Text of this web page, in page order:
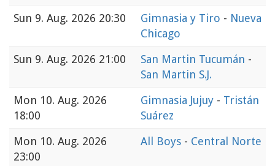
Sun 9. Aug. 2026 20:30 Gimnasia y Tiro - Nueva
Chicago
Sun 9. Aug. 2026 21:00 San Martin Tucumán -
San Martin S.J.
Mon 10. Aug. 2026
18:00
Gimnasia Jujuy - Tristán
Suárez
Mon 10. Aug. 2026
23:00
All Boys - Central Norte